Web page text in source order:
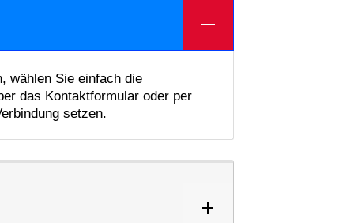
wählen Sie einfach die
das Kontaktformular oder per
setzen.